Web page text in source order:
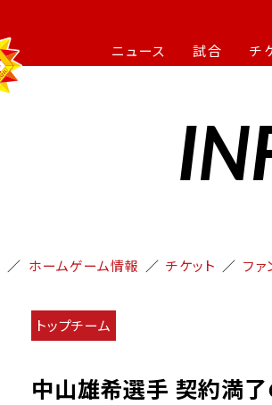
ニュース 試合 チ
ホームゲーム情報 チケット ファ
トップチーム
中山雄希選手 契約満